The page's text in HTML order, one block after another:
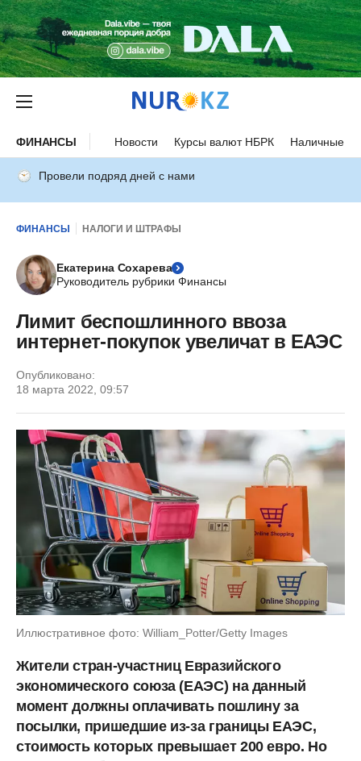
ФИНАНСЫ Новости Курсы валют НБРК Наличные
Провели подряд дней с нами
ФИНАНСЫ НАЛОГИ И ШТРАФЫ
Екатерина Сохарева
Руководитель рубрики Финансы
Лимит беспошлинного ввоза
интернет-покупок увеличат в ЕАЭС
Опубликовано:
18 марта 2022, 09:57
Иллюстративное фото: William_Potter/Getty Images
Жители стран-участниц Евразийского
экономического союза (ЕАЭС) на данный
момент должны оплачивать пошлину за
посылки, пришедшие из-за границы ЕАЭС,
стоимость которых превышает 200 евро. Но